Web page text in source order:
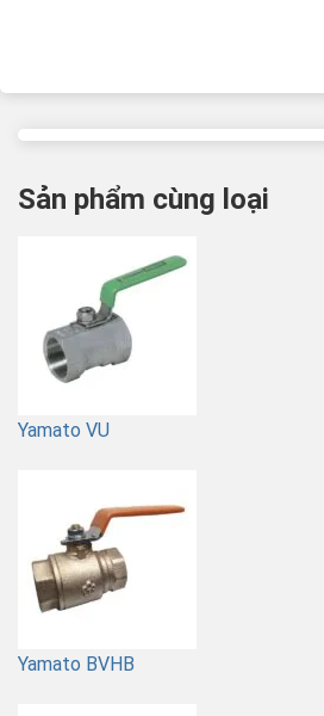
Sản phẩm cùng loại
Yamato VU
Yamato BVHB